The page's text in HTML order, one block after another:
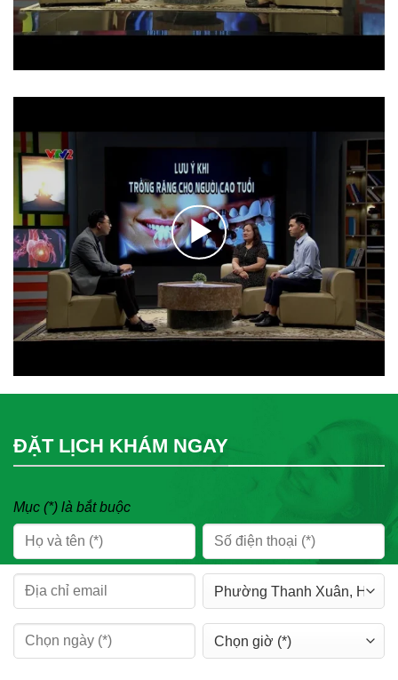
ĐẶT LỊCH KHÁM NGAY
Mục (*) là bắt buộc